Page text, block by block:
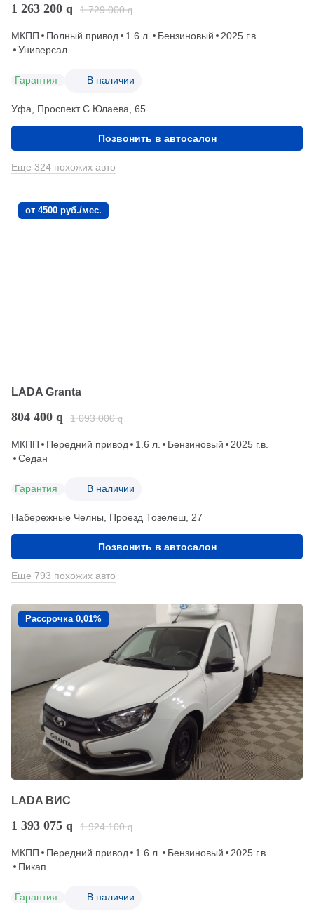
1 263 200 q 1 729 000 q
МКПП Полный привод 1.6 л. Бензиновый
2025 г.в.
Универсал
Гарантия В наличии
Уфа, Проспект С.Юлаева, 65
Позвонить в автосалон
Еще 324 похожих авто
от 4500 руб./мес.
LADA Granta
804 400 q 1 093 000 q
МКПП Передний привод 1.6 л. Бензиновый
2025 г.в.
Седан
Гарантия В наличии
Набережные Челны, Проезд ​Тозелеш, 27
Позвонить в автосалон
Еще 793 похожих авто
Рассрочка 0,01%
LADA ВИС
1 393 075 q 1 924 100 q
МКПП Передний привод 1.6 л. Бензиновый
2025 г.в.
Пикап
Гарантия В наличии